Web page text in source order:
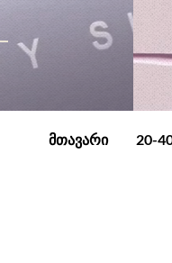
მთავარი 20-